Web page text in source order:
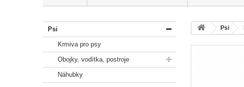
Psi
Krmiva pro psy
Obojky, vodítka, postroje
Náhubky
Psi